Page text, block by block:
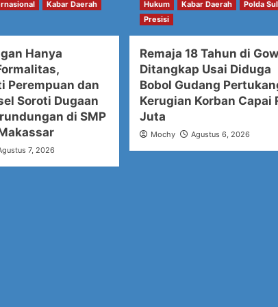
Kabar Daerah
Hanya
Perempuan dan
Soroti Dugaan
di SMP
7, 2026
Hukum Kabar Daerah
Polda
Presisi
Remaja 18 Tahun di
Ditangkap Usai Diduga
Bobol Gudang
Kerugian Korban Capai
Juta
Mochy Agustus 6, 2026